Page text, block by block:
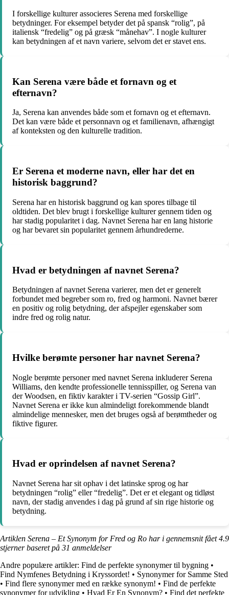
I forskellige kulturer associeres Serena med forskellige
betydninger. For eksempel betyder det på spansk “rolig”, på
italiensk “fredelig” og på græsk “månehav”. I nogle kulturer
kan betydningen af et navn variere, selvom det er stavet ens.
Kan Serena være både et fornavn og et
efternavn?
Ja, Serena kan anvendes både som et fornavn og et efternavn.
Det kan være både et personnavn og et familienavn, afhængigt
af konteksten og den kulturelle tradition.
Er Serena et moderne navn, eller har det en
historisk baggrund?
Serena har en historisk baggrund og kan spores tilbage til
oldtiden. Det blev brugt i forskellige kulturer gennem tiden og
har stadig popularitet i dag. Navnet Serena har en lang historie
og har bevaret sin popularitet gennem århundrederne.
Hvad er betydningen af navnet Serena?
Betydningen af navnet Serena varierer, men det er generelt
forbundet med begreber som ro, fred og harmoni. Navnet bærer
en positiv og rolig betydning, der afspejler egenskaber som
indre fred og rolig natur.
Hvilke berømte personer har navnet Serena?
Nogle berømte personer med navnet Serena inkluderer Serena
Williams, den kendte professionelle tennisspiller, og Serena van
der Woodsen, en fiktiv karakter i TV-serien “Gossip Girl”.
Navnet Serena er ikke kun almindeligt forekommende blandt
almindelige mennesker, men det bruges også af berømtheder og
fiktive figurer.
Hvad er oprindelsen af navnet Serena?
Navnet Serena har sit ophav i det latinske sprog og har
betydningen “rolig” eller “fredelig”. Det er et elegant og tidløst
navn, der stadig anvendes i dag på grund af sin rige historie og
betydning.
Artiklen Serena – Et Synonym for Fred og Ro har i gennemsnit fået4.9
stjerner baseret på 31 anmeldelser
Andre populære artikler: Find de perfekte synonymer til bygning •
Find Nymfenes Betydning i Kryssordet! • Synonymer for Samme Sted
• Find flere synonymer med en række synonym! • Find de perfekte
synonymer for udvikling • Hvad Er En Synonym? • Find det perfekte